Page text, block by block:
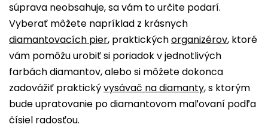
súprava neobsahuje, sa vám to určite podarí.
Vyberať môžete napríklad z krásnych
diamantovacích pier, praktickýchorganizérov, ktoré
vám pomôžu urobiť si poriadok v jednotlivých
farbách diamantov, alebo si môžete dokonca
zadovážiť praktickývysávač na diamanty, s ktorým
bude upratovanie po diamantovom maľovaní podľa
čísiel radosťou.